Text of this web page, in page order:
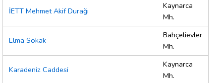
İETT Mehmet Akif Durağı
Kaynarca
Mh.
Elma Sokak
Bahçelievler
Mh.
Karadeniz Caddesi
Kaynarca
Mh.